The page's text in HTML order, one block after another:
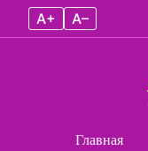
A+ A–
Главная